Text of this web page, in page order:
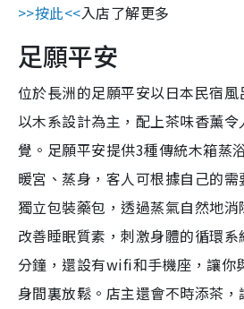
>>按此<<入店了解更多
足願平安
位於長洲的足願平安以日本民宿
以木系設計為主，配上茶味香薰
覺。足願平安提供3種傳統木箱蒸
暖宮、蒸身，客人可根據自己的
獨立包裝藥包，透過蒸氣自然地消
改善睡眠質素，刺激身體的循環
分鐘，還設有wifi和手機座，讓你
身間裏放鬆。店主還會不時添茶